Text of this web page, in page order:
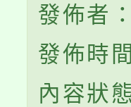
發佈者
發佈時
內容狀